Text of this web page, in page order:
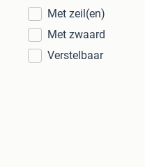
Met zeil(en)
Met zwaard
Verstelbaar